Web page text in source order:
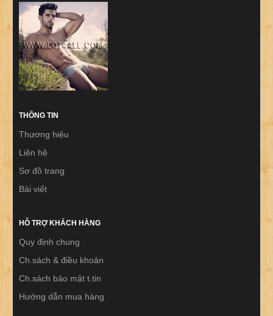
THÔNG TIN
Thương hiệu
Liên hệ
Sơ đồ trang
Bài viết
HỖ TRỢ KHÁCH HÀNG
Quy định chung
Ch.sách & điều khoản
Ch.sách bảo mật t.tin
Hướng dẫn mua hàng